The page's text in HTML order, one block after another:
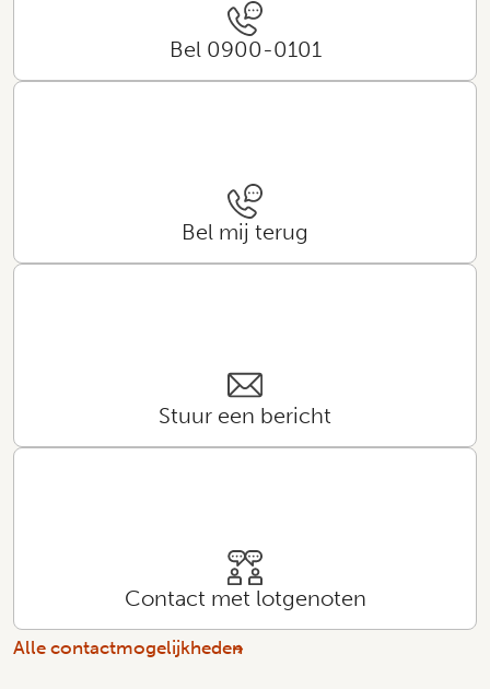
Bel 0900-0101
Bel mij terug
Stuur een bericht
Contact met lotgenoten
Alle contactmogelijkheden